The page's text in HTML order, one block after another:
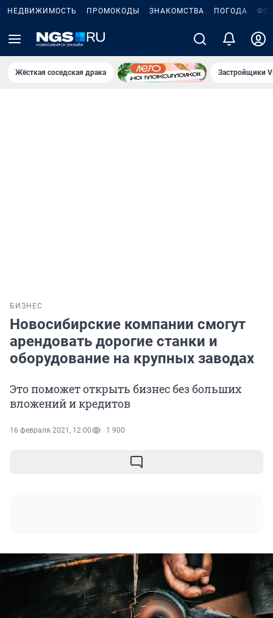
НЕДВИЖИМОСТЬ ПРОМОКОДЫ ЗНАКОМСТВА ПОГОДА
Жёсткая соседская драка Застройщики
БИЗНЕС
Новосибирские компании смогут
арендовать дорогие станки и
оборудование на крупных заводах
Это поможет открыть бизнес без больших
вложений и кредитов
16 февраля 2021, 12:00 1 900